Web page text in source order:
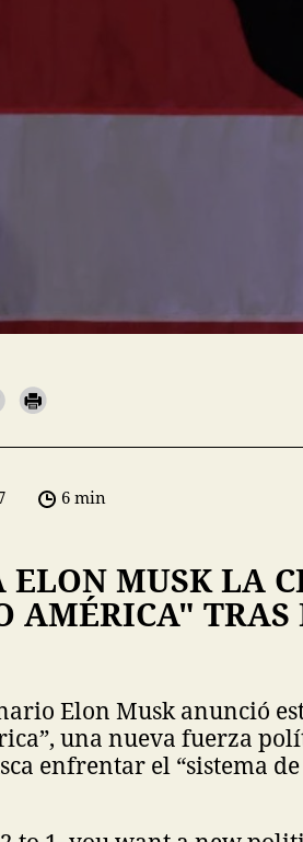
6 min
MUSK LA
AMÉRICA" TRAS
Elon Musk anunció
una nueva fuerza
enfrentar el “sistema